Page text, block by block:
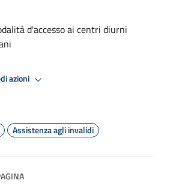
d'accesso ai centri diurni
azioni
Assistenza agli invalidi